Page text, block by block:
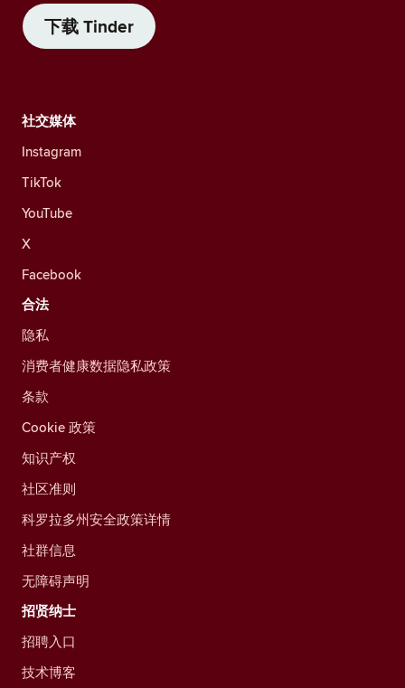
下载 Tinder
社交媒体
Instagram
TikTok
YouTube
X
Facebook
合法
隐私
消费者健康数据隐私政策
条款
Cookie 政策
知识产权
社区准则
科罗拉多州安全政策详情
社群信息
无障碍声明
招贤纳士
招聘入口
技术博客